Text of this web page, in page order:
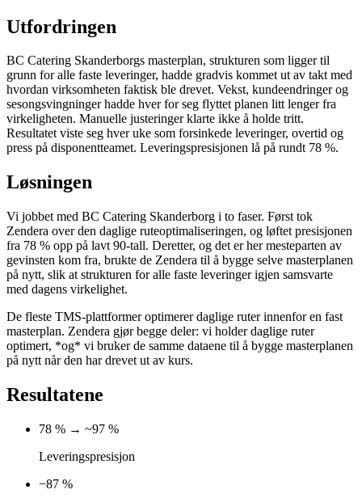
Utfordringen
BC Catering Skanderborgs masterplan, strukturen som ligger til
grunn for alle faste leveringer, hadde gradvis kommet ut av takt med
hvordan virksomheten faktisk ble drevet. Vekst, kundeendringer og
sesongsvingninger hadde hver for seg flyttet planen litt lenger fra
virkeligheten. Manuelle justeringer klarte ikke å holde tritt.
Resultatet viste seg hver uke som forsinkede leveringer, overtid og
press på disponentteamet. Leveringspresisjonen lå på rundt 78 %.
Løsningen
Vi jobbet med BC Catering Skanderborg i to faser. Først tok
Zendera over den daglige ruteoptimaliseringen, og løftet presisjonen
fra 78 % opp på lavt 90-tall. Deretter, og det er her mesteparten av
gevinsten kom fra, brukte de Zendera til å bygge selve masterplanen
på nytt, slik at strukturen for alle faste leveringer igjen samsvarte
med dagens virkelighet.
De fleste TMS-plattformer optimerer daglige ruter innenfor en fast
masterplan. Zendera gjør begge deler: vi holder daglige ruter
optimert, *og* vi bruker de samme dataene til å bygge masterplanen
på nytt når den har drevet ut av kurs.
Resultatene
78 % → ~97 %
Leveringspresisjon
−87 %